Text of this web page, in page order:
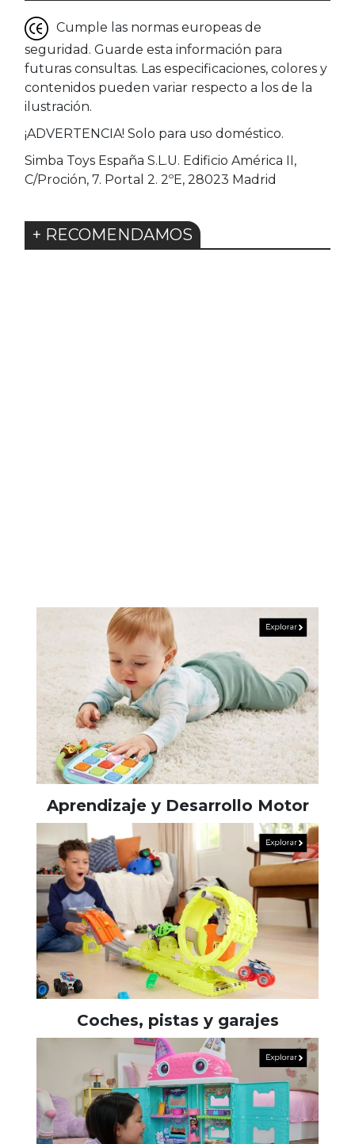
Cumple las normas europeas de
seguridad. Guarde esta información para
futuras consultas. Las especificaciones, colores y
contenidos pueden variar respecto a los de la
ilustración.
¡ADVERTENCIA! Solo para uso doméstico.
Simba Toys España S.L.U. Edificio América II,
C/Proción, 7. Portal 2. 2ºE, 28023 Madrid
+ RECOMENDAMOS
Aprendizaje y Desarrollo Motor
Coches, pistas y garajes